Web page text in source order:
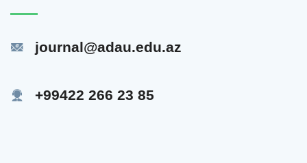
journal@adau.edu.az
+99422 266 23 85